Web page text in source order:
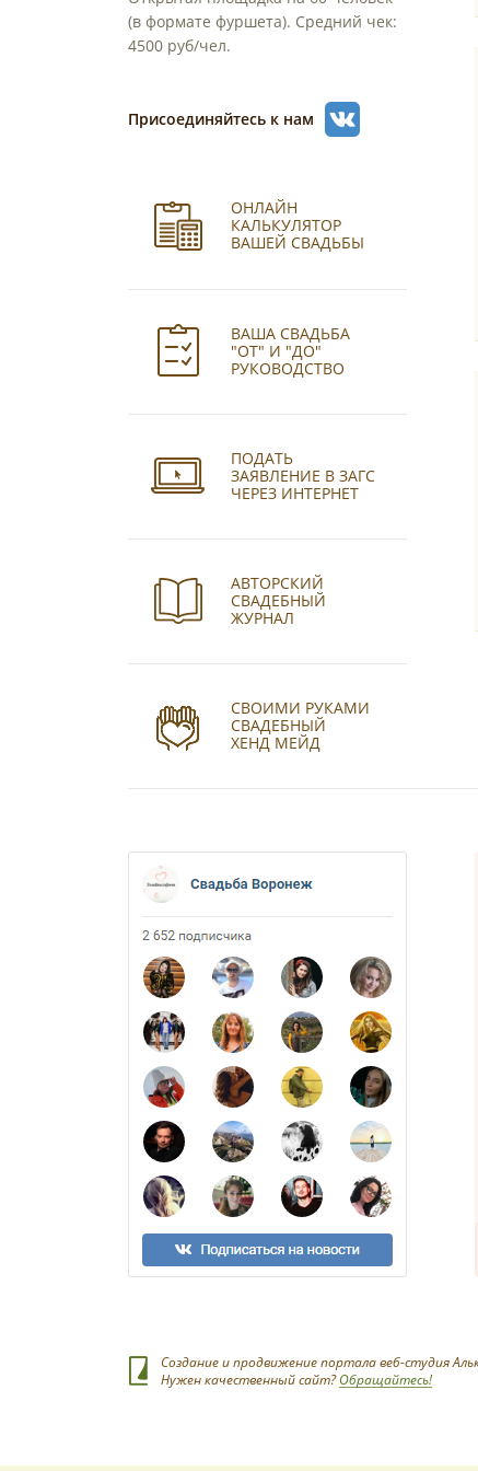
(в формате фуршета). Средний чек:
4500 руб/чел.
Присоединяйтесь к нам
ОНЛАЙН
КАЛЬКУЛЯТОР
ВАШЕЙ СВАДЬБЫ
ВАША СВАДЬБА
"ОТ" И "ДО"
РУКОВОДСТВО
ПОДАТЬ
ЗАЯВЛЕНИЕ В ЗАГС
ЧЕРЕЗ ИНТЕРНЕТ
АВТОРСКИЙ
СВАДЕБНЫЙ
ЖУРНАЛ
СВОИМИ РУКАМИ
СВАДЕБНЫЙ
ХЕНД МЕЙД
Создание и продвижение портала веб-студия
Нужен качественный сайт?Обращайтесь!